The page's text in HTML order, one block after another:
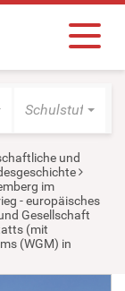
Schulstufe
und
im
- europäisches
Gesellschaft
(mit
(WGM) in